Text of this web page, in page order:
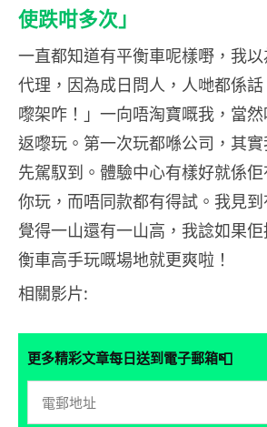
使跌咁多次」
一直都知道有平衡車呢樣嘢，我
代理，因為成日問人，人哋都係
嚟架咋！」一向唔淘寶嘅我，當
返嚟玩。第一次玩都喺公司，其
先駕馭到。體驗中心有樣好就係
你玩，而唔同款都有得試。我見
覺得一山還有一山高，我諗如果
衡車高手玩嘅場地就更爽啦！
相關影片:
更多精彩文章每日送到電子郵箱📮